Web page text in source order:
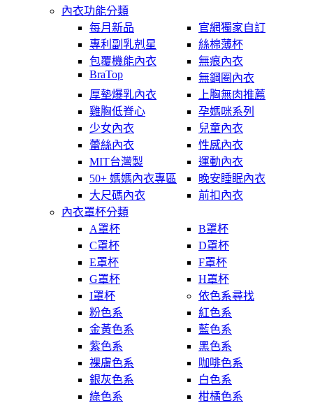
內衣功能分類
每月新品
官網獨家自訂
專利副乳剋星
絲棉薄杯
包覆機能內衣
無痕內衣
BraTop
無鋼圈內衣
厚墊爆乳內衣
上胸無肉推薦
雞胸低脊心
孕媽咪系列
少女內衣
兒童內衣
蕾絲內衣
性感內衣
MIT台灣製
運動內衣
50+ 媽媽內衣專區
晚安睡眠內衣
大尺碼內衣
前扣內衣
內衣罩杯分類
A罩杯
B罩杯
C罩杯
D罩杯
E罩杯
F罩杯
G罩杯
H罩杯
I罩杯
依色系尋找
粉色系
紅色系
金黃色系
藍色系
紫色系
黑色系
裸膚色系
咖啡色系
銀灰色系
白色系
綠色系
柑橘色系